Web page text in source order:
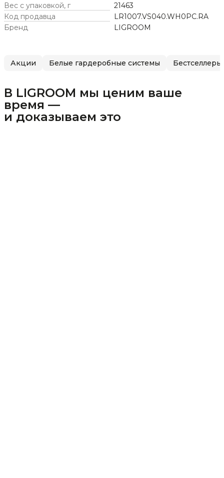
Вес с упаковкой, г
21463
Код продавца
LR1007.VS040.WH0PC.RA
Бренд
LIGROOM
Акции Белые гардеробные системы Бестселлеры
В LIGROOM мы ценим ваше
время —
и доказываем это